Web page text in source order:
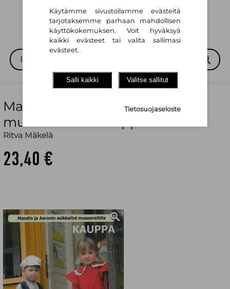
Mandin ja Aaronin seikkailut
museoraitilla : kauppa
Ritva Mäkelä
23,40 €
Käytämme sivustollamme evästeitä
tarjotaksemme parhaan mahdollisen
käyttökokemuksen. Voit hyväksyä
kaikki evästeet tai valita sallimasi
evästeet.
Salli kaikki Valitse sallitut
Tietosuojaseloste